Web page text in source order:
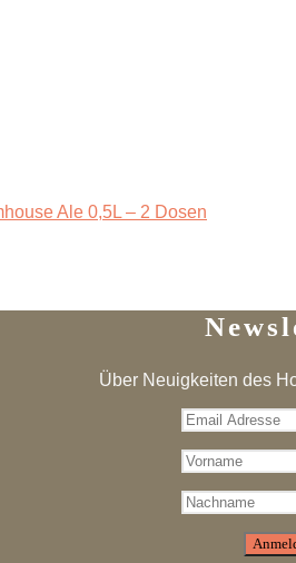
Ale 0,5L – 2 Dosen
Über Neuigkeiten des